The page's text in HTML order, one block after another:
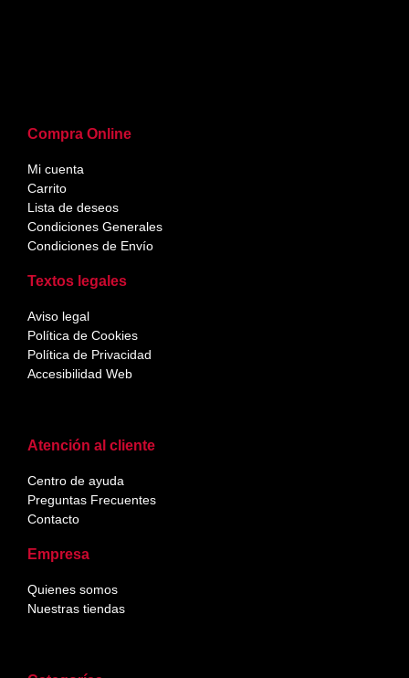
Atención al cliente
Centro de ayuda
Preguntas Frecuentes
Contacto
Empresa
Quienes somos
Nuestras tiendas
Compra Online
Mi cuenta
Carrito
Lista de deseos
Condiciones Generales
Condiciones de Envío
Textos legales
Aviso legal
Política de Cookies
Política de Privacidad
Accesibilidad Web